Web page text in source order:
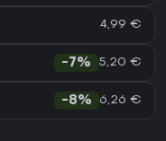
4,99 €
-7% 5,20 €
-8% 6,26 €